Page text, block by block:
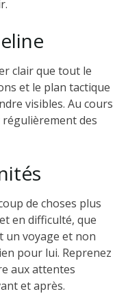
clair que tout le
et le plan tactique
visibles. Au cours
des
de choses plus
en difficulté, que
un voyage et non
pour lui. Reprenez
aux attentes
et après.